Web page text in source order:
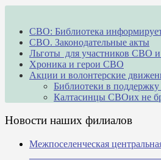
СВО: Библиотека
СВО. Законодательные акты
Льготы для участников СВО и
Хроника и герои СВО
Акции и волонтерские
Библиотеки в
Калтасинцы СВОих не
Новости наших филиалов
Межпоселенческая